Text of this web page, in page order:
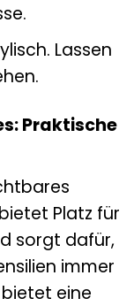
Lassen
Praktische
Platz für
sorgt dafür,
immer
eine